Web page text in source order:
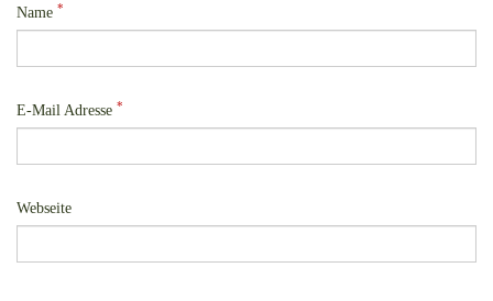
Name *
E-Mail Adresse *
Webseite